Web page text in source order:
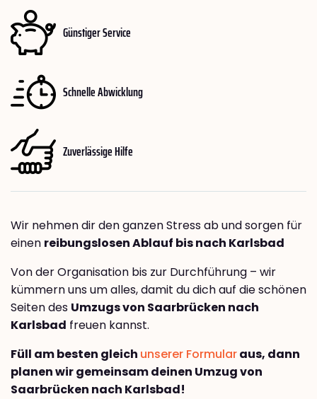
Günstiger Service
Schnelle Abwicklung
Zuverlässige Hilfe
Wir nehmen dir den ganzen Stress ab und sorgen für
einen reibungslosen Ablauf bis nach Karlsbad
Von der Organisation bis zur Durchführung – wir
kümmern uns um alles, damit du dich auf die schönen
Seiten des Umzugs von Saarbrücken nach
Karlsbad freuen kannst.
Füll am besten gleich unserer Formularaus, dann
planen wir gemeinsam deinen Umzug von
Saarbrücken nach Karlsbad!